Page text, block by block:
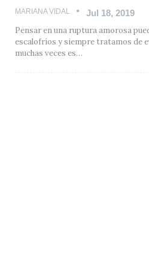
MARIANA VIDAL
Jul 18, 2019
Pensar en una ruptura amorosa
escalofríos y siempre tratamos de
muchas veces es…